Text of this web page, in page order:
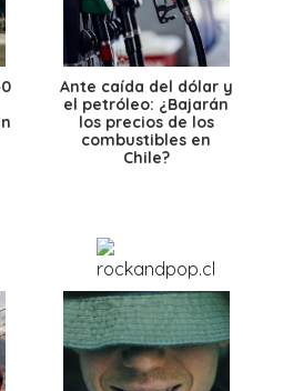
Ante caída del dólar y
el petróleo: ¿Bajarán
los precios de los
combustibles en
Chile?